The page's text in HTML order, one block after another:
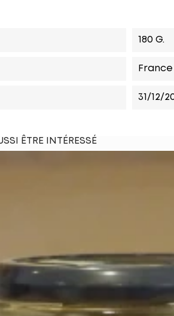
180 G.
France
31/12/
ÊTRE INTÉRESSÉ